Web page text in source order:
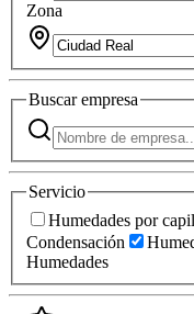
Zona
Buscarempresa
Servicio
Humedades por
Condensación
Humedades